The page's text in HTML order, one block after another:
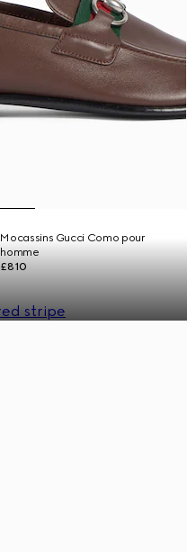
Mocassins Gucci Como pour
homme
£810